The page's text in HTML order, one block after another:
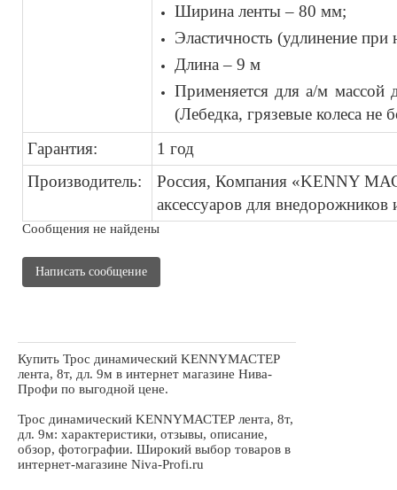
Ширина ленты – 80 мм;
Эластичность (удлинение при
Длина – 9 м
Применяется для а/м массой
(Лебедка, грязевые колеса не
Гарантия:
1 год
Производитель:
Россия, Компания «KENNY
аксессуаров для внедорожников
Сообщения не найдены
Написать сообщение
Купить Трос динамический KENNYМАСТЕР
лента, 8т, дл. 9м в интернет магазине Нива-
Профи по выгодной цене.
Трос динамический KENNYМАСТЕР лента, 8т,
дл. 9м: характеристики, отзывы, описание,
обзор, фотографии. Широкий выбор товаров в
интернет-магазине Niva-Profi.ru